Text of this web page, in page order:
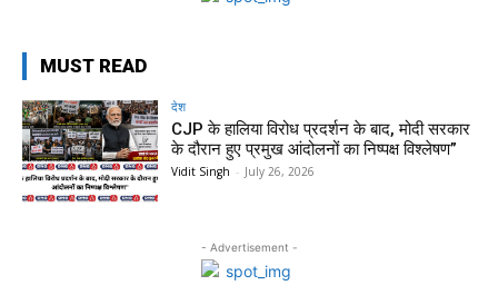
MUST READ
देश
CJP के हालिया विरोध प्रदर्शन के बाद, मोदी सरकार
के दौरान हुए प्रमुख आंदोलनों का निष्पक्ष विश्लेषण”
Vidit Singh - July 26, 2026
- Advertisement -